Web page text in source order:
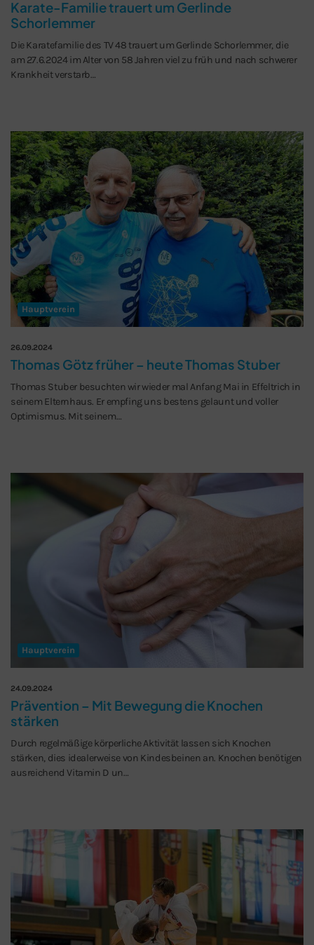
Karate-Familie trauert um Gerlinde
Schorlemmer
Die Karatefamilie des TV 48 trauert um Gerlinde Schorlemmer, die
am 27.6.2024 im Alter von 58 Jahren viel zu früh und nach schwerer
Krankheit verstarb…
Hauptverein
26.09.2024
Thomas Götz früher – heute Thomas Stuber
Thomas Stuber besuchten wir wieder mal Anfang Mai in Effeltrich in
seinem Elternhaus. Er empfing uns bestens gelaunt und voller
Optimismus. Mit seinem…
Hauptverein
24.09.2024
Prävention – Mit Bewegung die Knochen
stärken
Durch regelmäßige körperliche Aktivität lassen sich Knochen
stärken, dies idealerweise von Kindesbeinen an. Knochen benötigen
ausreichend Vitamin D un…